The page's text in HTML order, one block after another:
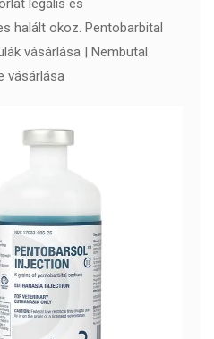
halált okoz. Pentobarbital
vásárlása | Nembutal
vásárlása